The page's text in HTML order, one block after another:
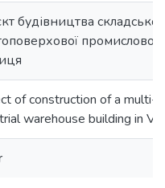
будівництва складської
промислової
of construction of a multi-
warehouse building in